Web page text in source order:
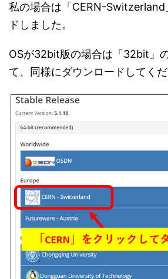
私の場合は「CERN-Switzerland
ドしました。
OSが32bit版の場合は「32bit」
て、同様にダウンロードしてくだ